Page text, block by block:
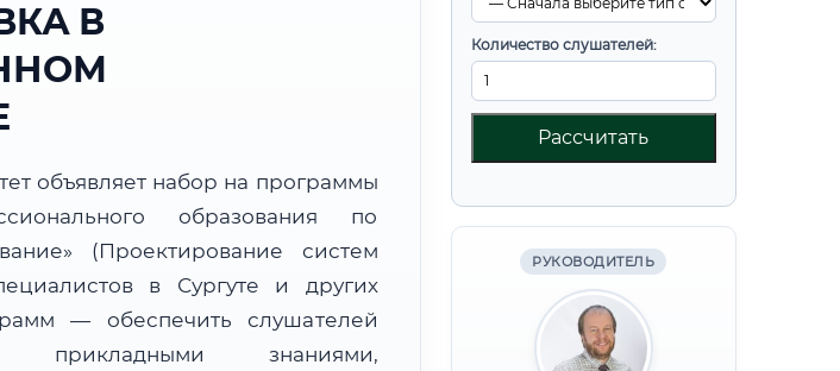
Количество слушателей:
Рассчитать
РУКОВОДИТЕЛЬ
В
объявляет набор на программы
образования по
(Проектирование систем
в Сургуте и других
— обеспечить слушателей
прикладными знаниями,